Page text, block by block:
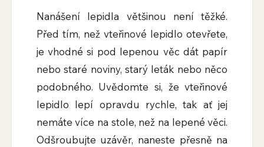
Nanášení lepidla většinou není těžké.
Před tím, než vteřinové lepidlo otevřete,
je vhodné si pod lepenou věc dát papír
nebo staré noviny, starý leták nebo něco
podobného. Uvědomte si, že vteřinové
lepidlo lepí opravdu rychle, tak ať jej
nemáte více na stole, než na lepené věci.
Odšroubujte uzávěr, naneste přesně na